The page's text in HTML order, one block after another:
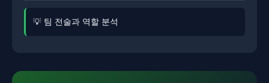
💡 팀 전술과 역할 분석